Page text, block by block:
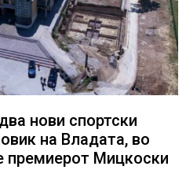
нови спортски
на Владата, во
премиерот Мицкоски